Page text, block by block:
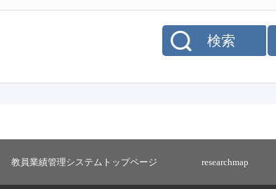
検索
教員業績管理システムトップページ researchmap